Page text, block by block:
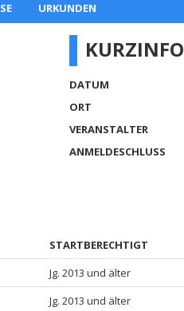
URKUNDEN
KURZINFO
DATUM
ORT
VERANSTALTER
ANMELDESCHLUSS
STARTBERECHTIGT
Jg. 2013 und älter
Jg. 2013 und älter